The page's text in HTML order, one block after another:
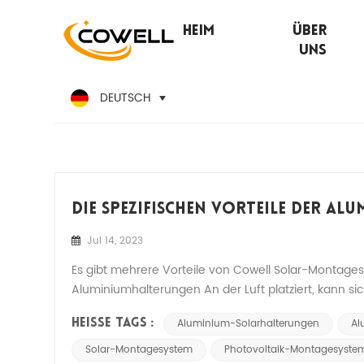
Heim
Über
Uns
DEUTSCH
Die Spezifischen Vorteile Der
Jul 14, 2023
Es gibt mehrere Vorteile von Cowell Solar-
Aluminiumhalterungen An der Luft platziert, kann
HEISSE TAGS : Aluminium-Solarhalterungen
Solar-Montagesystem
Photovoltaik-